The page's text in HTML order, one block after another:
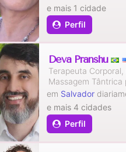
Perfil
e mais 1 cidade
Deva Pranshu
Terapeuta
Massagem
Perfil
em Salvador
e mais 4 cidades